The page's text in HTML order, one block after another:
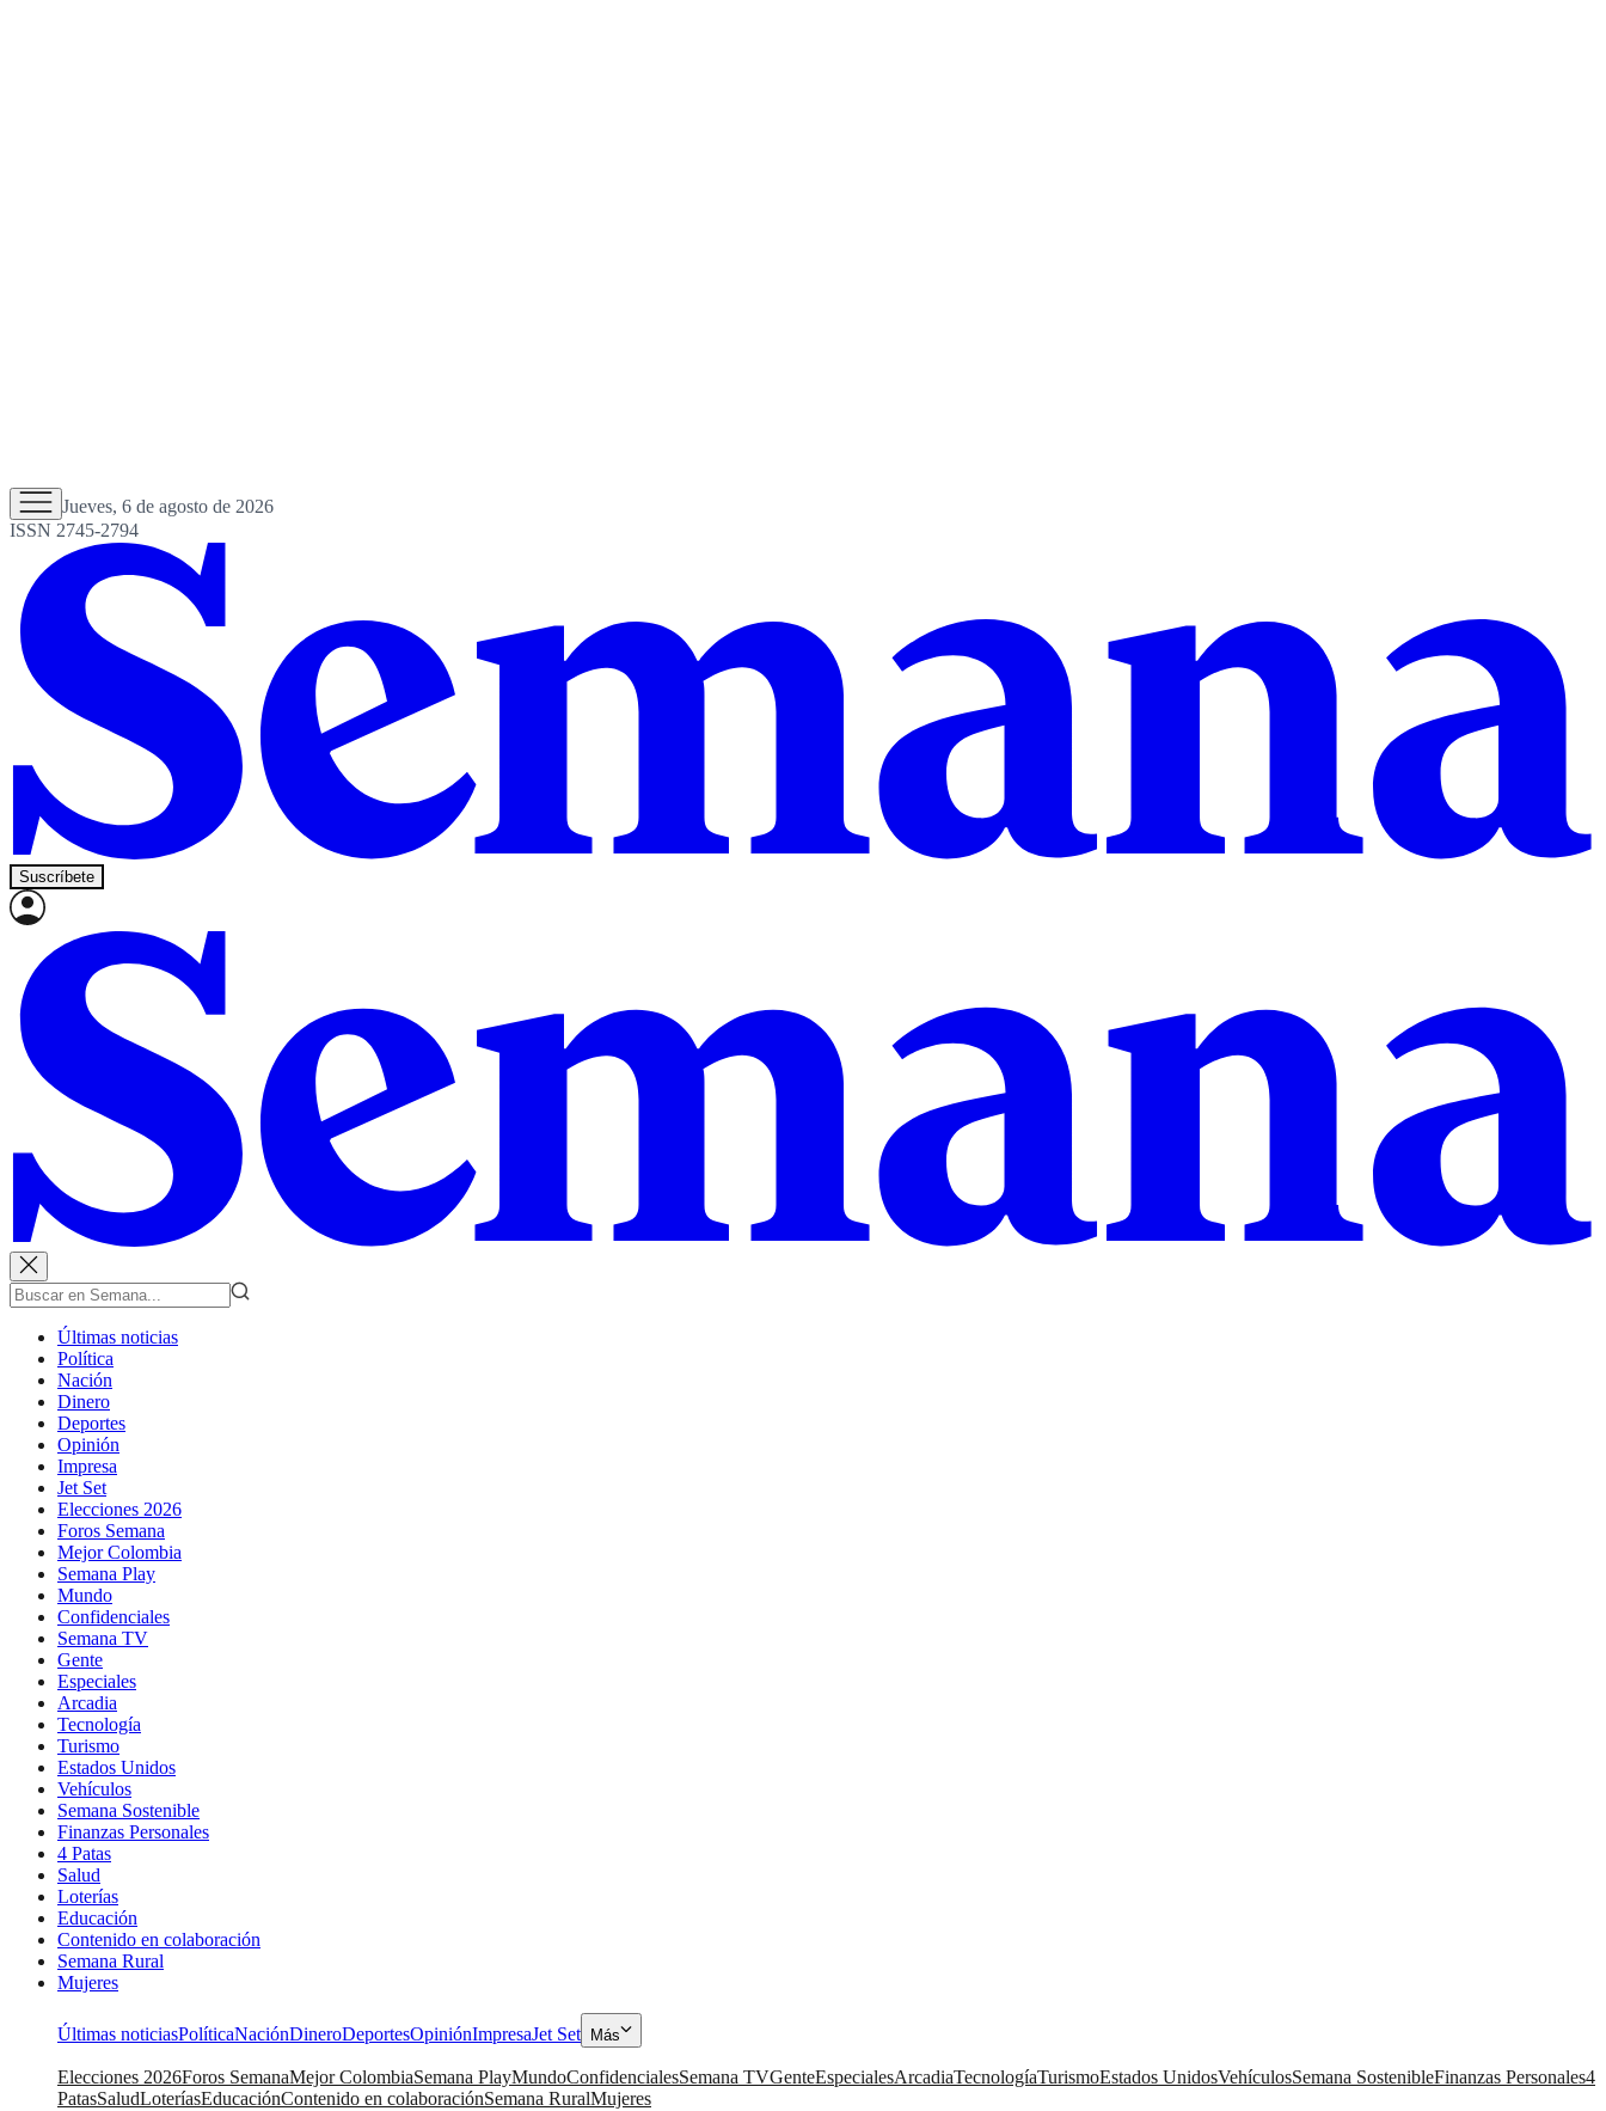
Jueves, 6 de agosto de 2026
ISSN 2745-2794
Suscríbete
Últimas noticias
Política
Nación
Dinero
Deportes
Opinión
Impresa
Jet Set
Elecciones 2026
Foros Semana
Mejor Colombia
Semana Play
Mundo
Confidenciales
Semana TV
Gente
Especiales
Arcadia
Tecnología
Turismo
Estados Unidos
Vehículos
Semana Sostenible
Finanzas Personales
4 Patas
Salud
Loterías
Educación
Contenido en colaboración
Semana Rural
Mujeres
Últimas noticiasPolíticaNaciónDineroDeportesOpiniónImpresaJet Set Más
Elecciones 2026Foros SemanaMejor ColombiaSemana PlayMundoConfidencialesSemana TVGenteEspecialesArcadiaTecnologíaTurismoEstados UnidosVehículosSemana SostenibleFinanzas Personales4
PatasSaludLoteríasEducaciónContenido en colaboraciónSemana RuralMujeres